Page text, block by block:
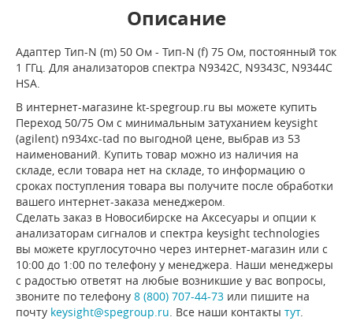
Описание
Адаптер Тип-N (m) 50 Ом - Тип-N (f) 75 Ом, постоянный ток
1 ГГц. Для анализаторов спектра N9342C, N9343C, N9344C
HSA.
В интернет-магазине kt-spegroup.ru вы можете купить
Переход 50/75 Ом с минимальным затуханием keysight
(agilent) n934хc-tad по выгодной цене, выбрав из 53
наименований. Купить товар можно из наличия на
складе, если товара нет на складе, то информацию о
сроках поступления товара вы получите после обработки
вашего интернет-заказа менеджером.
Сделать заказ в Новосибирске на Аксесуары и опции к
анализаторам сигналов и спектра keysight technologies
вы можете круглосуточно через интернет-магазин или с
10:00 до 1:00 по телефону у менеджера. Наши менеджеры
с радостью ответят на любые возникшие у вас вопросы,
звоните по телефону 8 (800) 707-44-73 или пишите на
почту keysight@spegroup.ru. Все наши контакты тут.